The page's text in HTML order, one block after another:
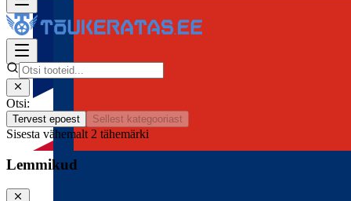
Otsi:
Tervest epoest Sellest kategooriast
Sisesta vähemalt 2 tähemärki
Lemmikud